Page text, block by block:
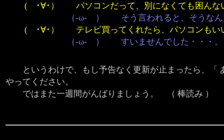
( ･∀･） パソコンだって、別になくても困んな
（-ω- ） そう言われると、そうなんだけ
( ･∀･） テレビ買ってくれたら、パソコンもい
（-ω- ） すいませんでした・・・。
というわけで、もし予告なく更新が止まったら、「
やってください。
ではまた一週間がんばりましょう。 （ 棒読み ）